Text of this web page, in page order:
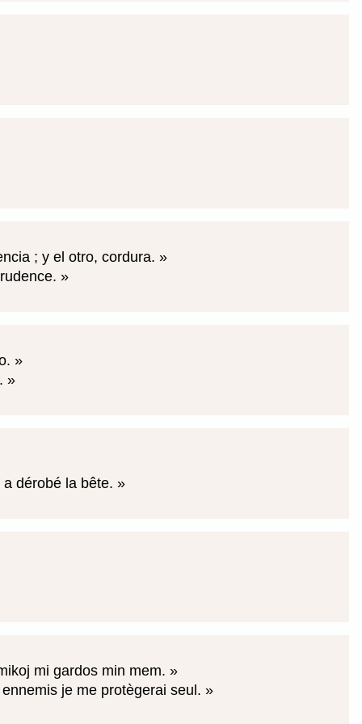
; y el otro, cordura.
dérobé la bête.
mi gardos min mem.
je me protègerai seul.